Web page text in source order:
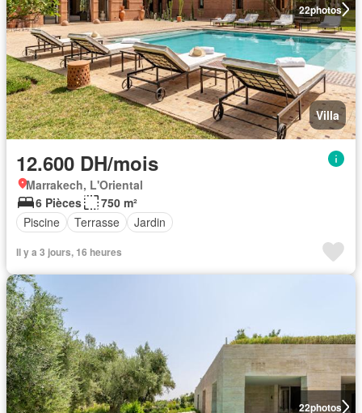
22photos
Villa
12.600 DH/mois
Marrakech, L'Oriental
6 Pièces
750 m²
Piscine
Terrasse Jardin
Il y a 3 jours, 16 heures
22photos